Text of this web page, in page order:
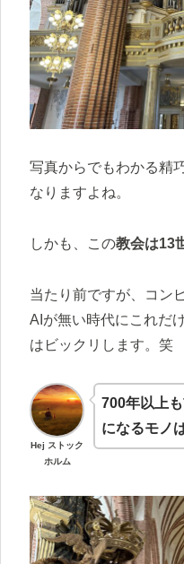
写真からでもわかる精
なりますよね。
しかも、この教会は13
当たり前ですが、コン
AIが無い時代にこれだ
はビックリします。笑
Hej ストック
ホルム
700年以上
になるモノ